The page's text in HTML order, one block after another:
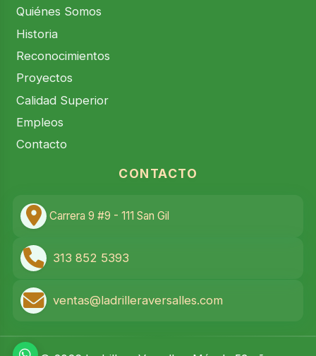
Quiénes Somos
Historia
Reconocimientos
Proyectos
Calidad Superior
Empleos
Contacto
CONTACTO
Carrera 9 #9 - 111 San Gil
313 852 5393
ventas@ladrilleraversalles.com